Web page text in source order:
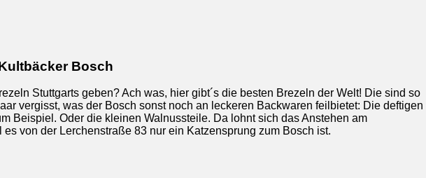
Bosch
Stuttgarts geben? Ach was, hier gibt´s die besten Brezeln der Welt! Die sind so
vergisst, was der Bosch sonst noch an leckeren Backwaren feilbietet: Die deftigen
Beispiel. Oder die kleinen Walnussteile. Da lohnt sich das Anstehen am
es von der Lerchenstraße 83 nur ein Katzensprung zum Bosch ist.